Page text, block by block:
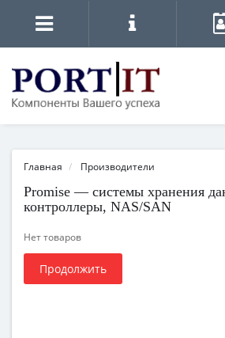
Главная Производители
Promise — системы хранения
контроллеры, NAS/SAN
Нет товаров
Продолжить